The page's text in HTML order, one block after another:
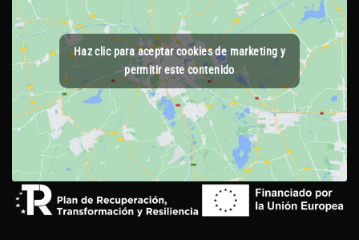
Haz clic para aceptar cookies de marketing y
permitir este contenido